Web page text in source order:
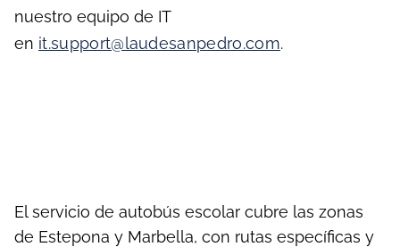
nuestro equipo de IT
en it.support@laudesanpedro.com.
El servicio de autobús escolar cubre las zonas
de Estepona y Marbella, con rutas específicas y